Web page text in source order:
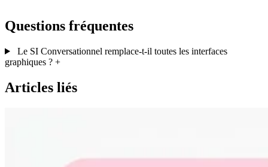
Questions fréquentes
Le SI Conversationnel remplace-t-il toutes les interfaces
graphiques ? +
Articles liés